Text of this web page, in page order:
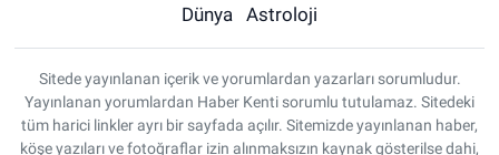
Dünya
Astroloji
Sitede yayınlanan içerik ve yorumlardan yazarları sorumludur.
Yayınlanan yorumlardan Haber Kenti sorumlu tutulamaz. Sitedeki
tüm harici linkler ayrı bir sayfada açılır. Sitemizde yayınlanan haber,
köşe yazıları ve fotoğraflar izin alınmaksızın kaynak gösterilse dahi,